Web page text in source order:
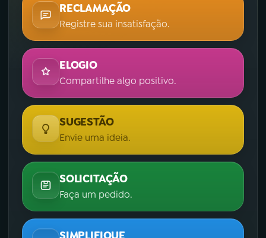
RECLAMAÇÃO
Registre sua insatisfação.
ELOGIO
Compartilhe algo positivo.
SUGESTÃO
Envie uma ideia.
SOLICITAÇÃO
Faça um pedido.